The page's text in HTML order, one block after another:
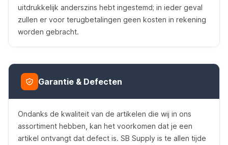
uitdrukkelijk anderszins hebt ingestemd; in ieder geval
zullen er voor terugbetalingen geen kosten in rekening
worden gebracht.
Garantie & Defecten
Ondanks de kwaliteit van de artikelen die wij in ons
assortiment hebben, kan het voorkomen dat je een
artikel ontvangt dat defect is. SB Supply is te allen tijde